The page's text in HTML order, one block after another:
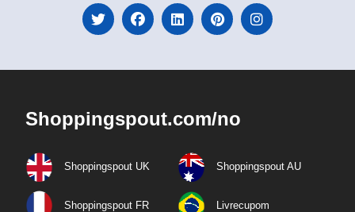
Shoppingspout.com/no
Shoppingspout UK Shoppingspout AU
Shoppingspout FR Livrecupom